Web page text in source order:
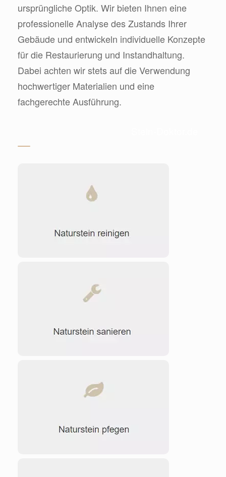
ursprüngliche Optik. Wir bieten Ihnen eine
professionelle Analyse des Zustands Ihrer
Gebäude und entwickeln individuelle Konzepte
für die Restaurierung und Instandhaltung.
Dabei achten wir stets auf die Verwendung
hochwertiger Materialien und eine
fachgerechte Ausführung.